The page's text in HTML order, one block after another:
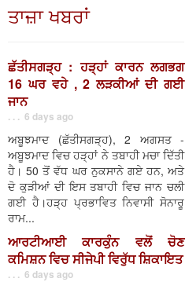
ਤਾਜ਼ਾ ਖਬਰਾਂ
ਛੱਤੀਸਗੜ੍ਹ : ਹੜ੍ਹਾਂ ਕਾਰਨ ਲਗਭਗ
16 ਘਰ ਵਹੇ , 2 ਲੜਕੀਆਂ ਦੀ ਗਈ
ਜਾਨ
. . . 6 days ago
ਅਬੂਝਮਾਦ (ਛੱਤੀਸਗੜ੍ਹ), 2 ਅਗਸਤ -
ਅਬੂਝਮਾਦ ਵਿਚ ਹੜ੍ਹਾਂ ਨੇ ਤਬਾਹੀ ਮਚਾ ਦਿੱਤੀ
ਹੈ। 50 ਤੋਂ ਵੱਧ ਘਰ ਨੁਕਸਾਨੇ ਗਏ ਹਨ, ਅਤੇ
ਦੋ ਕੁੜੀਆਂ ਦੀ ਇਸ ਤਬਾਹੀ ਵਿਚ ਜਾਨ ਚਲੀ
ਗਈ ਹੈ।ਹੜ੍ਹ ਪ੍ਰਭਾਵਿਤ ਨਿਵਾਸੀ ਸੋਨਾਰੂ
ਰਾਮ...
ਆਰਟੀਆਈ ਕਾਰਕੁੰਨ ਵਲੋਂ ਚੋਣ
ਕਮਿਸ਼ਨ ਵਿਚ ਸੀਜੇਪੀ ਵਿਰੁੱਧ ਸ਼ਿਕਾਇਤ
. . . 6 days ago